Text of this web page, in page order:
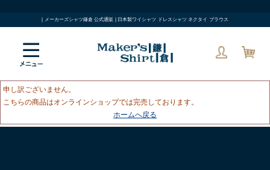
| メーカーズシャツ鎌倉 公式通販 | 日本製ワイシャツ ドレスシャツ ネクタイ ブラウス
申し訳ございません。
こちらの商品はオンラインショップでは完売しております。
ホームへ戻る